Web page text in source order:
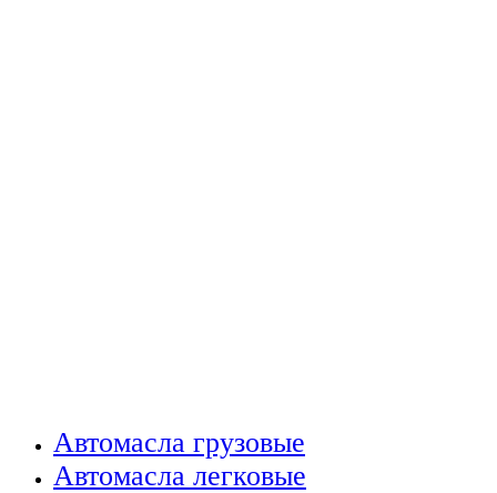
Автомасла грузовые
Автомасла легковые